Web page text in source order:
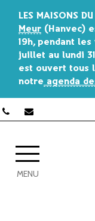
LES MAISONS DU
Meur (Hanvec)
19h, pendant les
juillet au lundi
est ouvert tous
notre agenda
MENU